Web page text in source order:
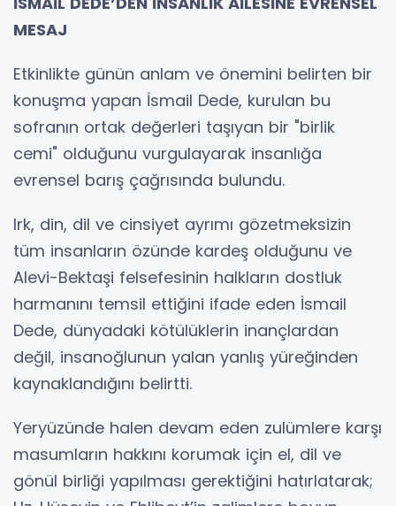
MESAJ
Etkinlikte günün anlam ve önemini belirten bir
konuşma yapan İsmail Dede, kurulan bu
sofranın ortak değerleri taşıyan bir "birlik
cemi" olduğunu vurgulayarak insanlığa
evrensel barış çağrısında bulundu.
Irk, din, dil ve cinsiyet ayrımı gözetmeksizin
tüm insanların özünde kardeş olduğunu ve
Alevi-Bektaşi felsefesinin halkların dostluk
harmanını temsil ettiğini ifade eden İsmail
Dede, dünyadaki kötülüklerin inançlardan
değil, insanoğlunun yalan yanlış yüreğinden
kaynaklandığını belirtti.
Yeryüzünde halen devam eden zulümlere karşı
masumların hakkını korumak için el, dil ve
gönül birliği yapılması gerektiğini hatırlatarak;